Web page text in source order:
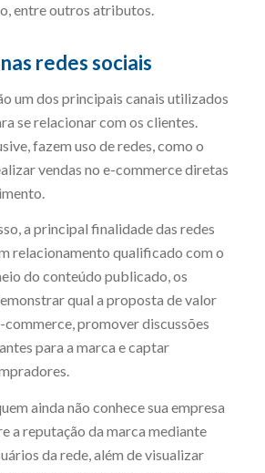
entre outros atributos.
redes sociais
um dos principais canais utilizados
se relacionar com os clientes.
fazem uso de redes, como o
vendas no e-commerce diretas
a principal finalidade das redes
relacionamento qualificado com o
do conteúdo publicado, os
qual a proposta de valor
promover discussões
para a marca e captar
ainda não conhece sua empresa
a reputação da marca mediante
da rede, além de visualizar